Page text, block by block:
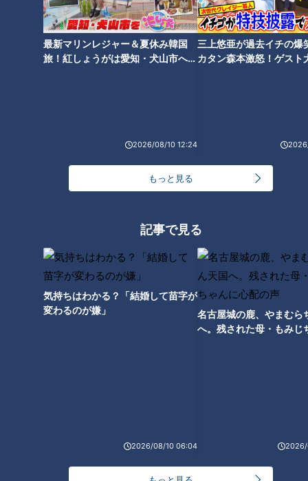
最新マリンレジャー＆夏休み韓国
旅！紅しょうがは愛知・犬山市へ
2026/08/10 12:24
三上悠亜が過去イチの爆
カタン森本激怒！ゲスト
もっと見る
記事で見る
気持ちはわかる？「結婚して苗字が
変わるのが嫌」
2026/08/10 06:04
名古屋城の鹿、やまむら
へ。残された母・もみじ
2026/
CBCテレビ『チャント！』マヂ学校に向かいます
室内でみんなが一斉にやっていたのは、ローラーの上で自転車
CBCテレビ『チャント！』マヂ学校に向かいます
すべての部員が高校に入ってから自転車競技を始めて、この練
最高時速は60キロ！ 急なバンクでの駆け引きが